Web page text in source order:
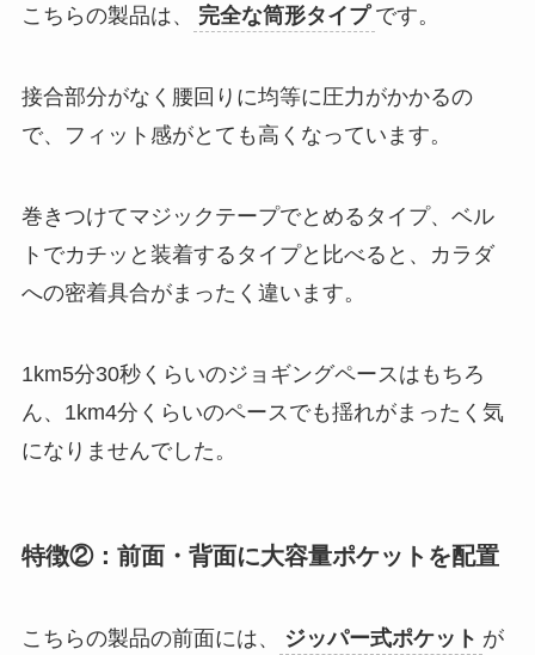
こちらの製品は、 完全な筒形タイプ です。
接合部分がなく腰回りに均等に圧力がかかるの
で、フィット感がとても高くなっています。
巻きつけてマジックテープでとめるタイプ、ベル
トでカチッと装着するタイプと比べると、カラダ
への密着具合がまったく違います。
1km5分30秒くらいのジョギングペースはもちろ
ん、1km4分くらいのペースでも揺れがまったく気
になりませんでした。
特徴②：前面・背面に大容量ポケットを配置
こちらの製品の前面には、 ジッパー式ポケット が